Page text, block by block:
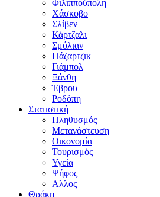
Φιλιππούπολη
Χάσκοβο
Σλίβεν
Κάρτζαλι
Σμόλιαν
Πάζαρτζικ
Γιάμπολ
Ξάνθη
Έβρου
Ροδόπη
Στατιστική
Πληθυσμός
Μετανάστευση
Οικονομία
Τουρισμός
Υγεία
Ψήφος
Αλλος
Θράκη